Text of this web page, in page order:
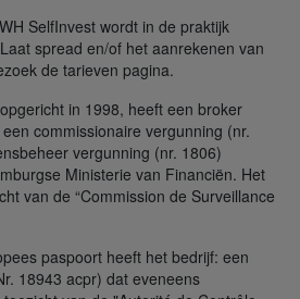
SelfInvest wordt in de praktijk
spread en/of het aanrekenen van
de tarieven pagina.
in 1998, heeft een broker
commissionaire vergunning (nr.
vergunning (nr. 1806)
Ministerie van Financiën. Het
van de “Commission de Surveillance
paspoort heeft het bedrijf: een
18943 acpr) dat eveneens